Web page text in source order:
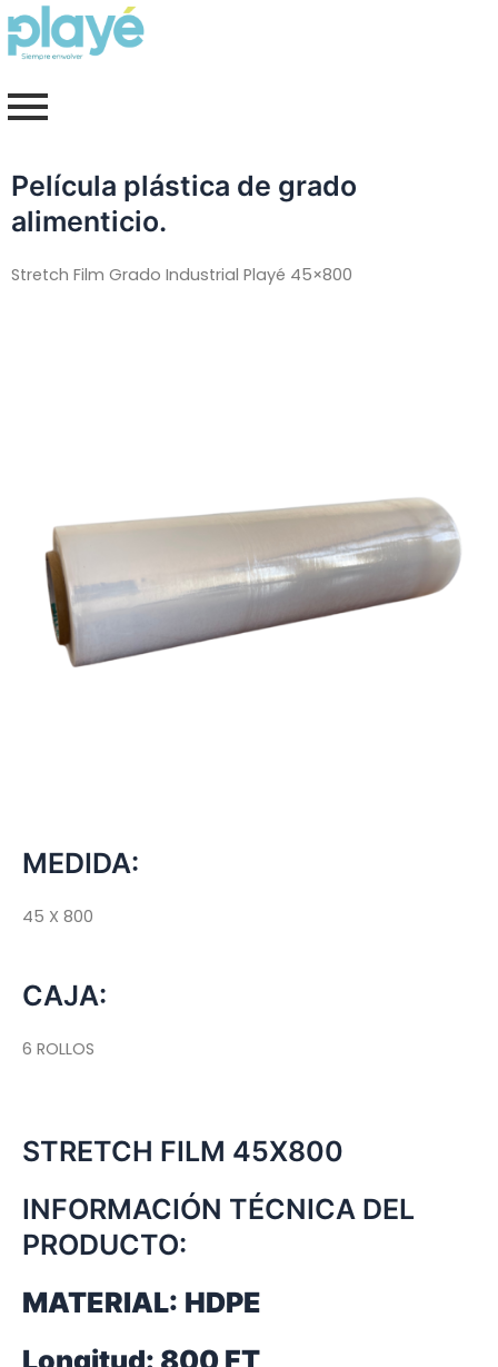
Ir
al
contenido
Película plástica de grado
alimenticio.
Stretch Film Grado Industrial Playé 45×800
MEDIDA:
45 X 800
CAJA:
6 ROLLOS
STRETCH FILM 45X800
INFORMACIÓN TÉCNICA DEL
PRODUCTO:
MATERIAL: HDPE
Longitud: 800 FT